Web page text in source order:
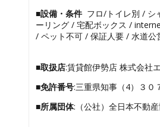
■設備・条件 フロ/トイレ別 / シ
ーリング / 宅配ボックス /
/ ペット不可 / 保証人要 / 水道
■取扱店:賃貸館伊勢店 株式会社
■免許番号:三重県知事（4）３０
■所属団体:（公社）全日本不動